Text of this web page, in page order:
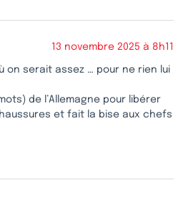
13 novembre 2025 à 8h11
on serait assez … pour ne rien lui
de l’Allemagne pour libérer
et fait la bise aux chefs